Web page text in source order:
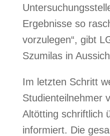
Ergebnisse so
vorzulegen“, gibt
Szumilas in
Im letzten Schritt
Studienteilnehmer
Altötting schriftlich
informiert. Die